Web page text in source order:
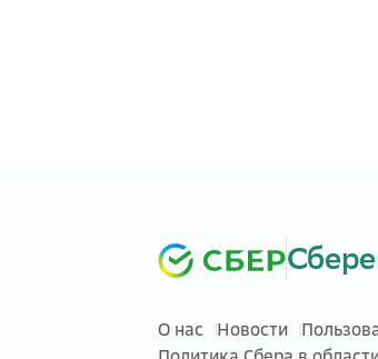
О нас Новости